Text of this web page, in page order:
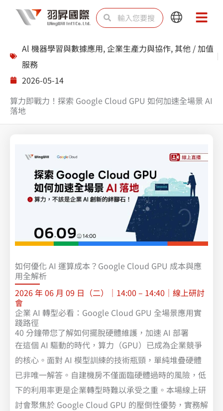
搜
尋 尋
Main
Main
Al 機器學習與數據應用,企業生產力與協作, 其他 / 加值
服務
2026-05-14
算力即戰力！探索 Google Cloud GPU 如何加速全場景 AI
落地
如何優化 AI 運算成本？Google Cloud GPU 成本與應
用全解析
2026 年 06 月 09 日（二）｜14:00 – 14:40｜線上研討
會
企業 AI 轉型必看：Google Cloud GPU 全場景應用實
踐路徑
40 分鐘帶您了解如何擺脫硬體維護，加速 AI 部署
在這個 AI 驅動的時代，算力（GPU）已成為企業競爭
的核心。面對 AI 模型訓練的技術瓶頸，單純堆疊硬體
已非唯一解答。自建機房不僅面臨硬體過時的風險，低
下的利用率更是企業轉型時難以承受之重。本場線上研
討會聚焦於 Google Cloud GPU 的壓倒性優勢，實務解